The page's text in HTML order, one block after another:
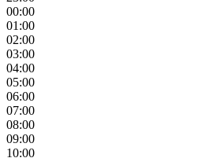
00:00
01:00
02:00
03:00
04:00
05:00
06:00
07:00
08:00
09:00
10:00